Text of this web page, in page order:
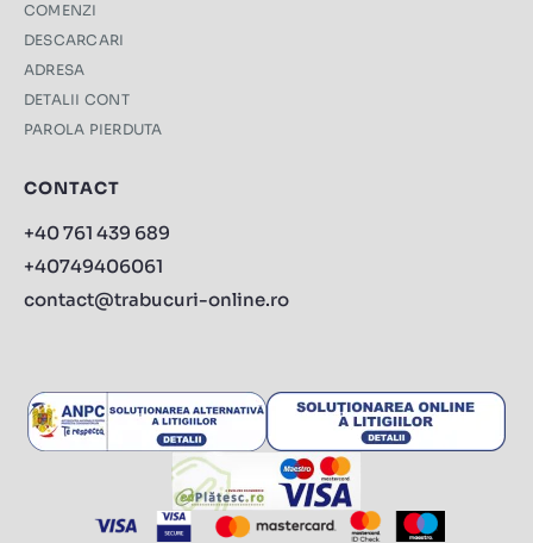
COMENZI
DESCARCARI
ADRESA
DETALII CONT
PAROLA PIERDUTA
CONTACT
+40 761 439 689
+40749406061
contact@trabucuri-online.ro